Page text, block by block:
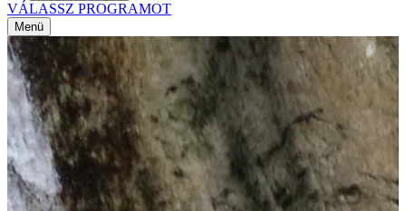
VÁLASSZ PROGRAMOT
Menü